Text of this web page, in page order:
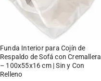
Funda Interior para Cojín de
Respaldo de Sofá con Cremallera
– 100x55x16 cm | Sin y Con
Relleno